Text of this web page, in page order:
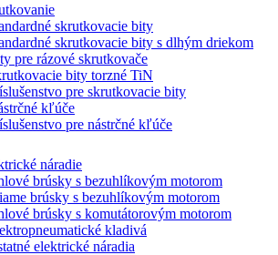
skrutkovacie bity
skrutkovacie bity s dlhým driekom
pre rázové skrutkovače
bity torzné TiN
pre skrutkovacie bity
kľúče
pre nástrčné kľúče
náradie
brúsky s bezuhlíkovým motorom
brúsky s bezuhlíkovým motorom
brúsky s komutátorovým motorom
kladivá
elektrické náradia